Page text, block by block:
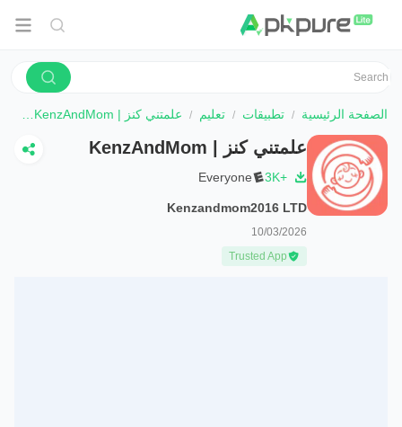
الصفحة الرئيسية تطبيقات تعليم علمتني كنز | KenzAndMom
علمتني كنز | KenzAndMom
3K+
Everyone
Kenzandmom2016 LTD
10/03/2026
Trusted App